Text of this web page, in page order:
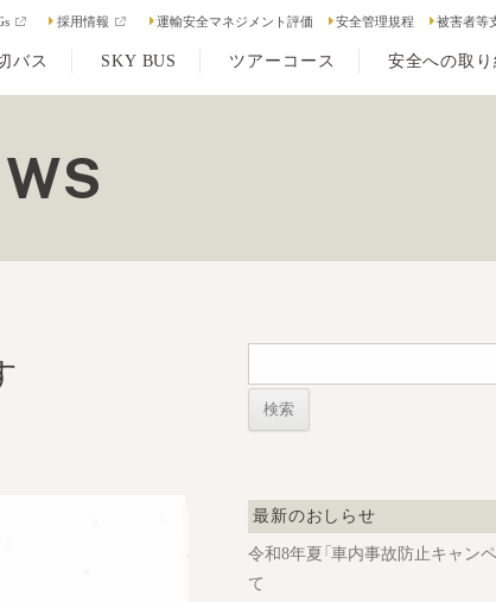
バス SKY BUS ツアーコース 安全への取り
採用情報 運輸安全マネジメント評価 安全管理規程 被害者等
最新のおしらせ
令和8年夏「車内事故防止キャン
て